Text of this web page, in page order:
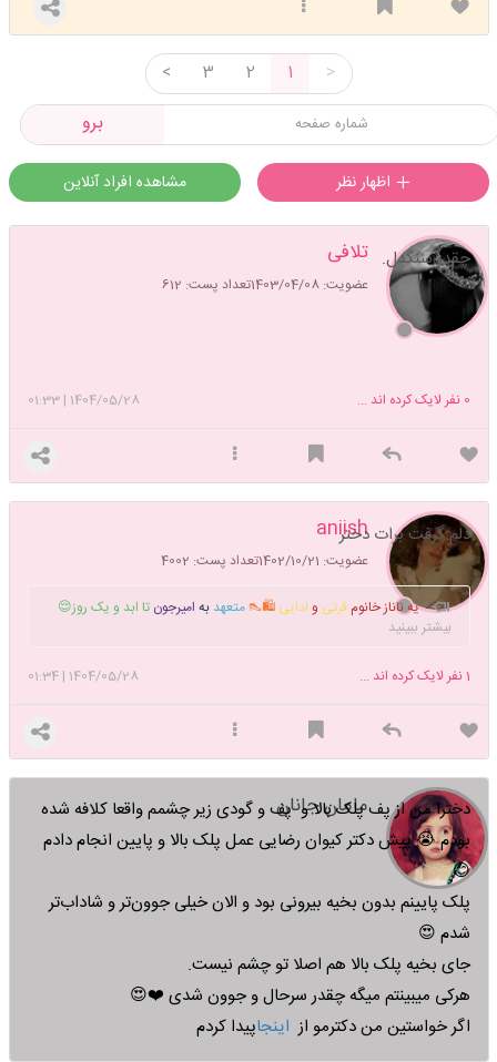
>
1
2
3
<
برو
مشاهده افراد آنلاین
تلافی
عضویت: 1403/04/08 تعداد پست: 612
چقدر سنگدل.
1404/05/28
|
01:33 0 نفر لایک کرده اند ...
aniish
عضویت: 1402/10/21 تعداد پست: 4002
دلم گرفت برات دختر
یه ناناز خانوم قرتی و ادایی 🛍👠متعهد به امیرجون تا ابد و یک روز😌
💍رها و آزاد همانند باد🌬🫧
بیشتر ببینید
1404/05/28
|
01:34 1نفر لایک کرده اند ...
مامان جانان
دخترا من از پف پلک بالا و پف و گودی زیر چشمم واقعا کلافه شده
بودم 😭 پیش دکتر کیوان رضایی عمل پلک بالا و پایین انجام دادم
😊
پلک پایینم بدون بخیه بیرونی بود و الان خیلی جوون‌تر و شاداب‌تر
شدم 😍
جای بخیه پلک بالا هم اصلا تو چشم نیست.
هرکی میبینتم میگه چقدر سرحال و جوون شدی ❤️😍
اگر خواستین من دکترمو از
پیدا کردم